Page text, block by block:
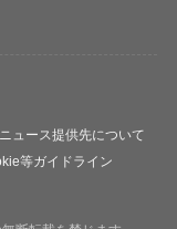
ニュース提供先について
等ガイドライン